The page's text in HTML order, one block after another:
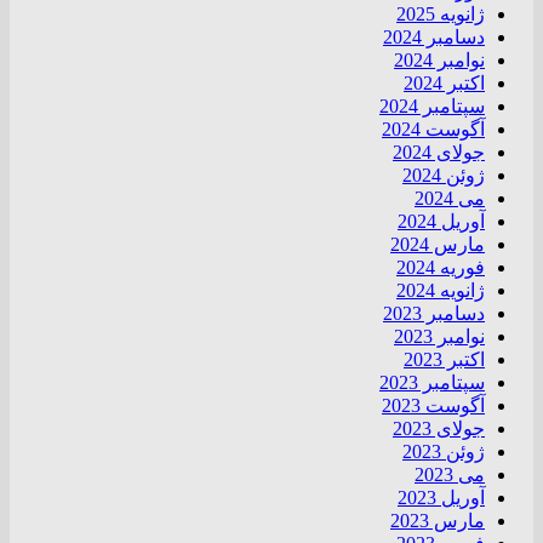
ژانویه 2025
دسامبر 2024
نوامبر 2024
اکتبر 2024
سپتامبر 2024
آگوست 2024
جولای 2024
ژوئن 2024
می 2024
آوریل 2024
مارس 2024
فوریه 2024
ژانویه 2024
دسامبر 2023
نوامبر 2023
اکتبر 2023
سپتامبر 2023
آگوست 2023
جولای 2023
ژوئن 2023
می 2023
آوریل 2023
مارس 2023